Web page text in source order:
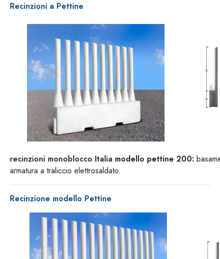
Recinzioni a Pettine
recinzioni monoblocco Italia modello pettine 200:
armatura a traliccio elettrosaldato.
Recinzione modello Pettine